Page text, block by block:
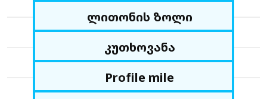
ლითონის ზოლი
კუთხოვანა
Profile mile